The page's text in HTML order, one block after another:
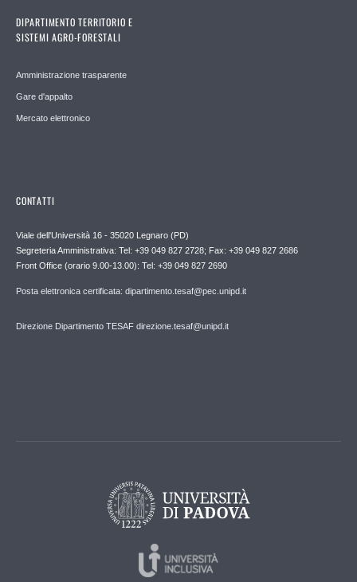
DIPARTIMENTO TERRITORIO E
SISTEMI AGRO-FORESTALI
Amministrazione trasparente
Gare d'appalto
Mercato elettronico
CONTATTI
Viale dell'Università 16 - 35020 Legnaro (PD)
Segreteria Amministrativa: Tel: +39 049 827 2728; Fax: +39 049 827 2686
Front Office (orario 9.00-13.00): Tel: +39 049 827 2690
Posta elettronica certificata: dipartimento.tesaf@pec.unipd.it
Direzione Dipartimento TESAF direzione.tesaf@unipd.it